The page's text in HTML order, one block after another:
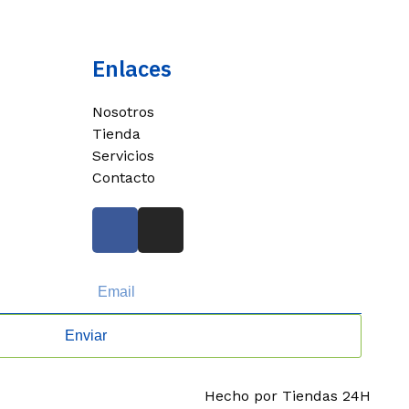
Enlaces
Nosotros
Tienda
Servicios
Contacto
Enviar
Hecho por Tiendas 24H